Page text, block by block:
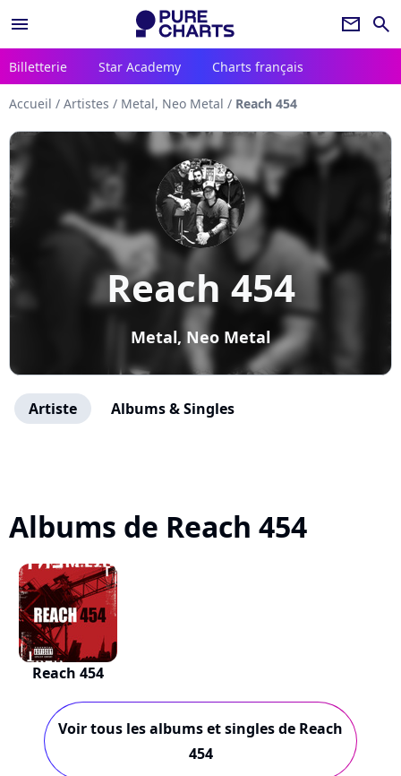
menu newsletter search
Billetterie Star Academy Charts français
Accueil / Artistes / Metal, Neo Metal / Reach 454
Reach 454
Metal, Neo Metal
Artiste Albums & Singles
Albums de Reach 454
Reach 454
Voir tous les albums et singles de Reach
454